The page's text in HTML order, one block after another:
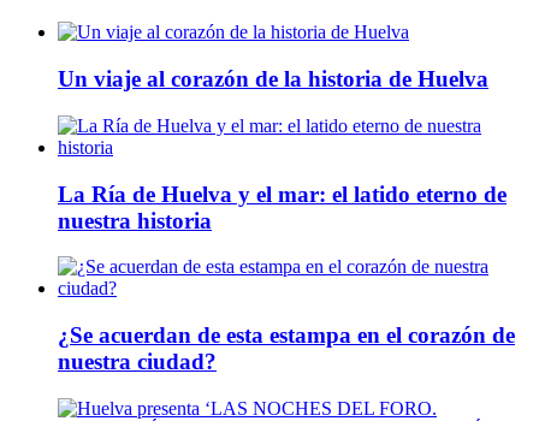
Un viaje al corazón de la historia de Huelva
La Ría de Huelva y el mar: el latido eterno de
nuestra historia
¿Se acuerdan de esta estampa en el corazón de
nuestra ciudad?